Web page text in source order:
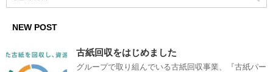
NEW POST
古紙回収をはじめました
グループで取り組んでいる古紙回収事業、『古紙パー